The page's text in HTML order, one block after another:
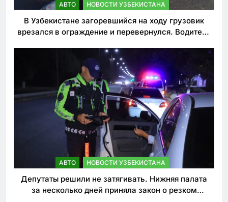
АВТО НОВОСТИ УЗБЕКИСТАНА
В Узбекистане загоревшийся на ходу грузовик
врезался в ограждение и перевернулся. Водитель
АВТО НОВОСТИ УЗБЕКИСТАНА
Депутаты решили не затягивать. Нижняя палата
за несколько дней приняла закон о резком